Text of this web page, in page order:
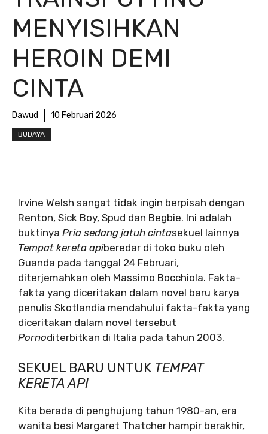
MENYISIHKAN
HEROIN DEMI
CINTA
Dawud 10 Februari 2026
BUDAYA
Irvine Welsh sangat tidak ingin berpisah dengan
Renton, Sick Boy, Spud dan Begbie. Ini adalah
buktinya Pria sedang jatuh cintasekuel lainnya
Tempat kereta apiberedar di toko buku oleh
Guanda pada tanggal 24 Februari,
diterjemahkan oleh Massimo Bocchiola. Fakta-
fakta yang diceritakan dalam novel baru karya
penulis Skotlandia mendahului fakta-fakta yang
diceritakan dalam novel tersebut
Pornoditerbitkan di Italia pada tahun 2003.
SEKUEL BARU UNTUK TEMPAT
KERETA API
Kita berada di penghujung tahun 1980-an, era
wanita besi Margaret Thatcher hampir berakhir,